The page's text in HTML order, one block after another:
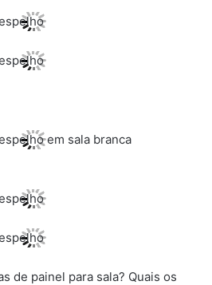
de painel para sala? Quais os